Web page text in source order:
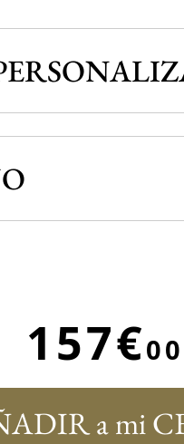
157€00
a mi